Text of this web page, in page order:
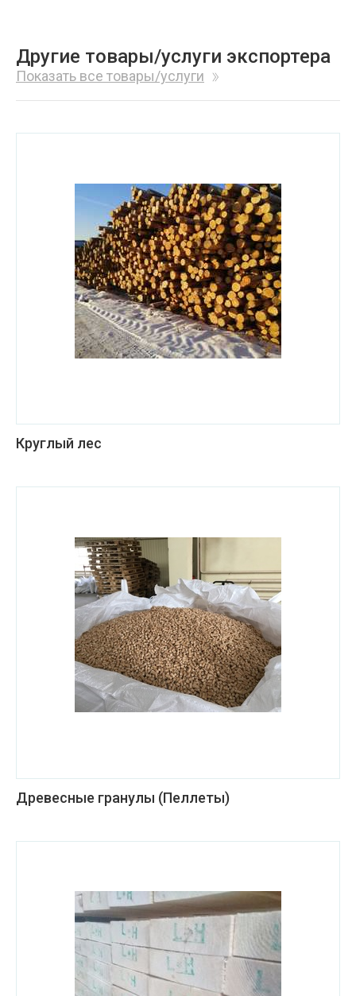
Другие товары/услуги экспортера
Показать все товары/услуги
Круглый лес
Древесные гранулы (Пеллеты)